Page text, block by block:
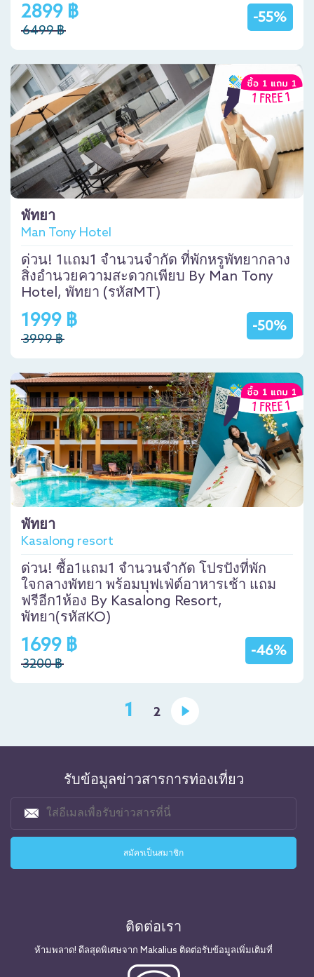
-55%
2899 ฿
6499 ฿
พัทยา
Man Tony Hotel
ด่วน! 1แถม1 จำนวนจำกัด ที่พักหรูพัทยากลาง
สิ่งอำนวยความสะดวกเพียบ By Man Tony
Hotel, พัทยา (รหัสMT)
-50%
1999 ฿
3999 ฿
พัทยา
Kasalong resort
ด่วน! ซื้อ1แถม1 จำนวนจำกัด โปรปังที่พัก
ใจกลางพัทยา พร้อมบุฟเฟ่ต์อาหารเช้า แถม
ฟรีอีก1ห้อง By Kasalong Resort,
พัทยา(รหัสKO)
-46%
1699 ฿
3200 ฿
1 2
รับข้อมูลข่าวสารการท่องเที่ยว
ติดต่อเรา
ห้ามพลาด! ดีลสุดพิเศษจาก Makalius ติดต่อรับข้อมูลเพิ่มเติมที่